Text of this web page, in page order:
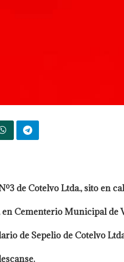
de Cotelvo Ltda., sito en
en Cementerio Municipal de
de Sepelio de Cotelvo